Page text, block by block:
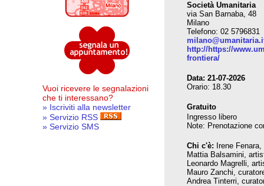
Vuoi ricevere le segnalazioni
che ti interessano?
» Iscriviti alla newsletter
» Servizio RSS
» Servizio SMS
Società Umanitaria
via San Barnaba, 48
Milano
Telefono: 02 5796831
http://https://
frontiera/
Data: 21-07-2026
Orario: 18.30
Gratuito
Ingresso libero
Note: Prenotazione
Chi c'è: Irene
Mattia Balsamini,
Leonardo Magrelli,
Mauro Zanchi,
Andrea Tinterri,